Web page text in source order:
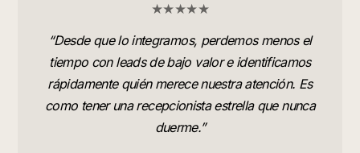
★★★★★
“Desde que lo integramos, perdemos menos el
tiempo con leads de bajo valor e identificamos
rápidamente quién merece nuestra atención. Es
como tener una recepcionista estrella que nunca
duerme.”